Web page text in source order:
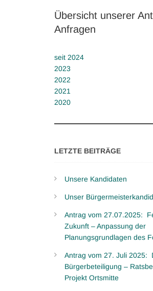
Übersicht unserer
Anfragen
seit 2024
2023
2022
2021
2020
LETZTE BEITRÄGE
Unsere Kandidaten
Unser
Antrag vom 27.07.2025:
Zukunft – Anpassung der
Planungsgrundlagen des
Antrag vom 27. Juli 2025:
Bürgerbeteiligung –
Projekt Ortsmitte